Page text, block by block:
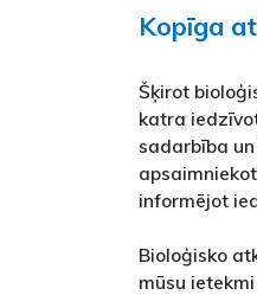
Kopīga
Šķirot
katra
sadarbība
informējot
Bioloģisko
mūsu